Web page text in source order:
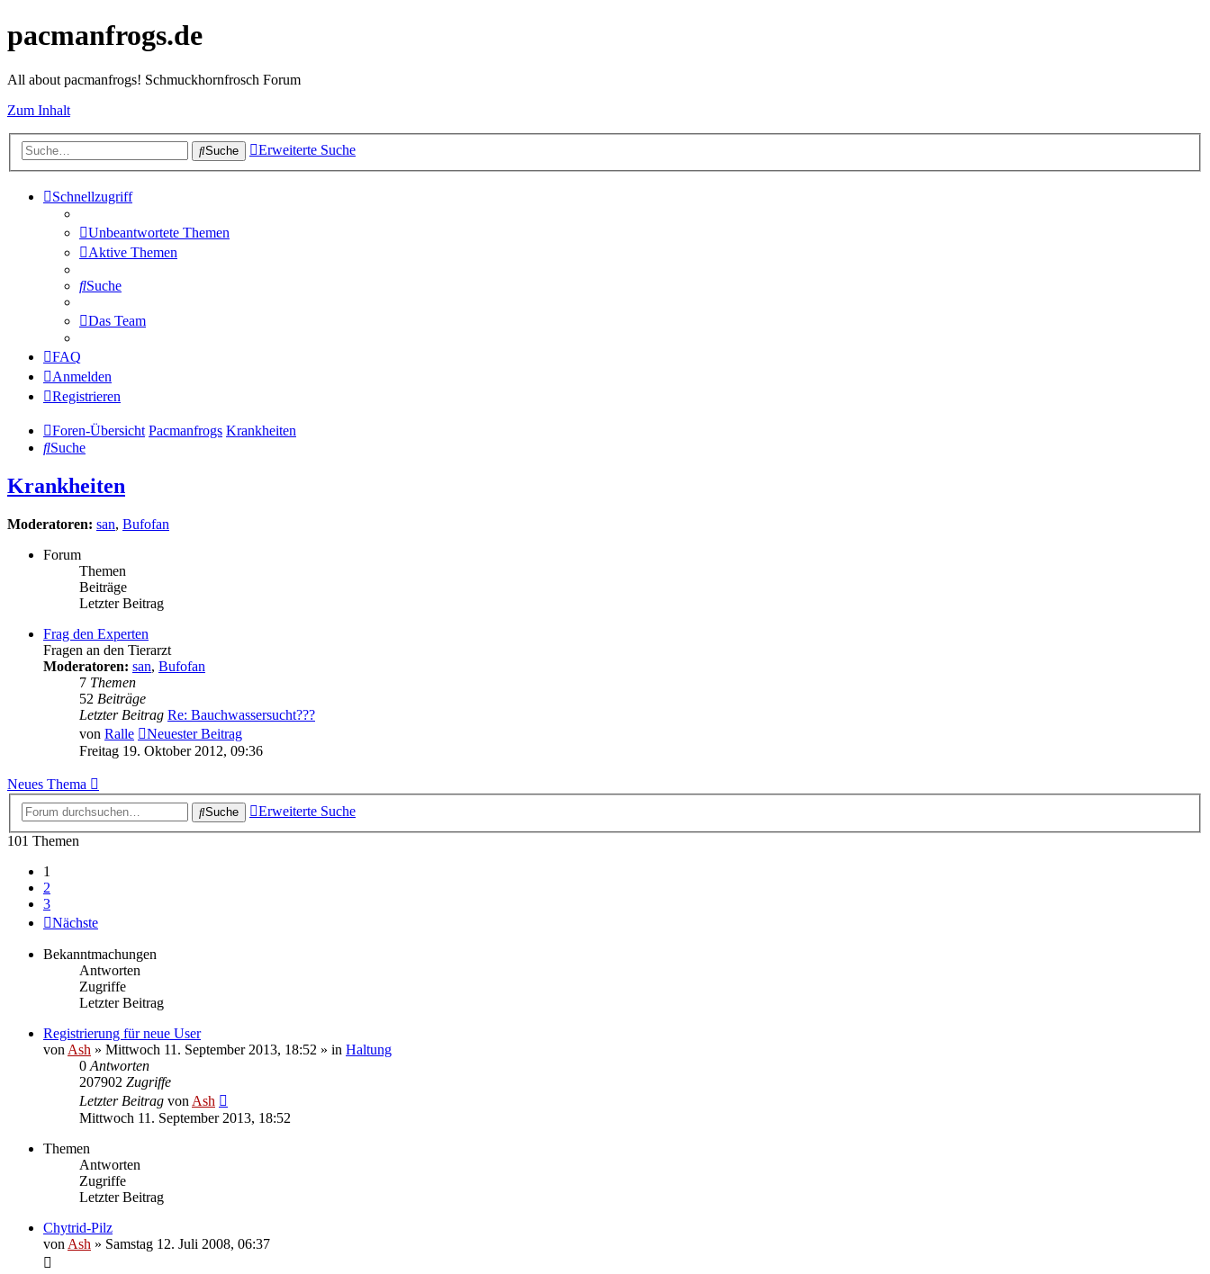
pacmanfrogs.de
All about pacmanfrogs! Schmuckhornfrosch Forum
Zum Inhalt
Suche Erweiterte Suche
Schnellzugriff
Unbeantwortete Themen
Aktive Themen
Suche
Das Team
FAQ
Anmelden
Registrieren
Foren-Übersicht Pacmanfrogs Krankheiten
Suche
Krankheiten
Moderatoren: san, Bufofan
Forum
Themen
Beiträge
Letzter Beitrag
Frag den Experten
Fragen an den Tierarzt
Moderatoren: san, Bufofan
7 Themen
52 Beiträge
Letzter Beitrag Re: Bauchwassersucht???
von Ralle
Neuester Beitrag
Freitag 19. Oktober 2012, 09:36
Neues Thema
Suche
Erweiterte Suche
101 Themen
1
2
3
Nächste
Bekanntmachungen
Antworten
Zugriffe
Letzter Beitrag
Registrierung für neue User
von Ash » Mittwoch 11. September 2013, 18:52 » in Haltung
0 Antworten
207902 Zugriffe
Letzter Beitrag von Ash
Mittwoch 11. September 2013, 18:52
Themen
Antworten
Zugriffe
Letzter Beitrag
Chytrid-Pilz
von Ash » Samstag 12. Juli 2008, 06:37